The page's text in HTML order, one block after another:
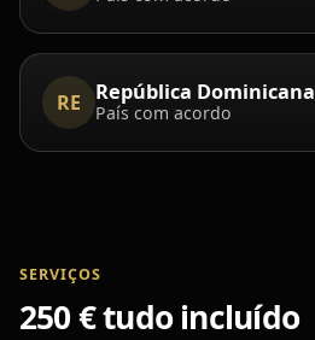
RE República Dominicana
País com acordo
SERVIÇOS
250 € tudo incluído